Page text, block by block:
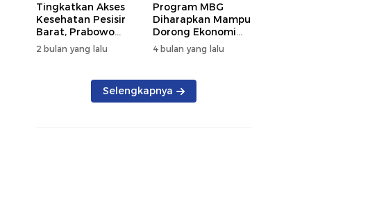
Tingkatkan Akses
Kesehatan Pesisir
Barat, Prabowo
Resmikan RSUD KH
Muhammad Thohir
2 bulan yang lalu
Program MBG
Diharapkan Mampu
Dorong Ekonomi
Daerah, DPRD
Lampung Tekankan
Produk Lokal
4 bulan yang lalu
Selengkapnya